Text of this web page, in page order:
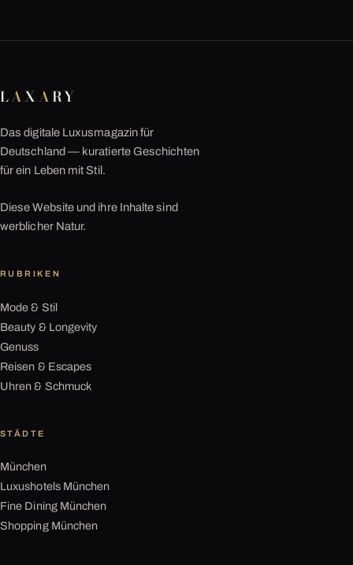
LAXARY
Das digitale Luxusmagazin für
Deutschland — kuratierte Geschichten
für ein Leben mit Stil.
Diese Website und ihre Inhalte sind
werblicher Natur.
RUBRIKEN
Mode & Stil
Beauty & Longevity
Genuss
Reisen & Escapes
Uhren & Schmuck
STÄDTE
München
Luxushotels München
Fine Dining München
Shopping München